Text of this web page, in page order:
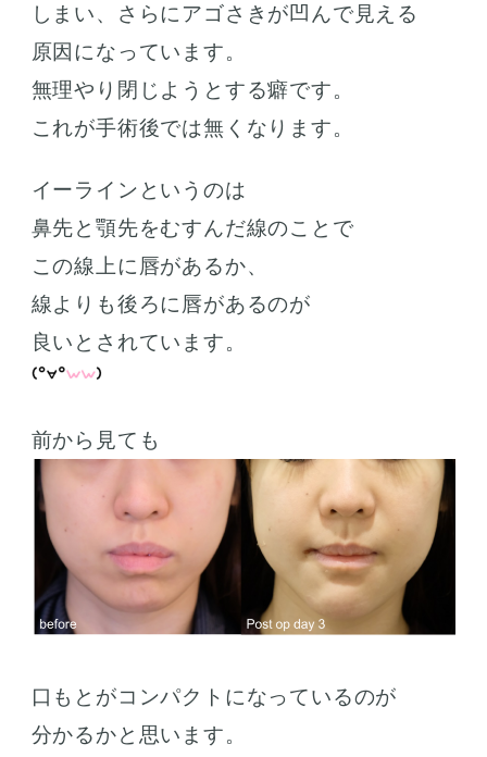
しまい、さらにアゴさきが凹んで見える
原因になっています。
無理やり閉じようとする癖です。
これが手術後では無くなります。
イーラインというのは
鼻先と顎先をむすんだ線のことで
この線上に唇があるか、
線よりも後ろに唇があるのが
良いとされています。
前から見ても
口もとがコンパクトになっているのが
分かるかと思います。